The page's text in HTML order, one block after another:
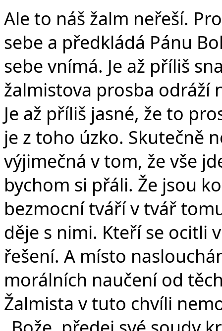
Ale to náš žalm neřeší.
sebe a předkládá Pánu
sebe vnímá. Je až příliš
žalmistova prosba odráží
Je až příliš jasné, že to
je z toho úzko. Skutečně
výjimečná v tom, že vše
bychom si přáli. Že jsou
bezmocní tváří v tvář
děje s nimi. Kteří se ocitli
řešení. A místo
morálních naučení od
Žalmista v tuto chvíli